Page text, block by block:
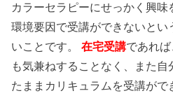
カラーセラピーにせっかく興味
環境要因で受講ができないとい
いことです。在宅受講であれ
も気兼ねすることなく、また
たままカリキュラムを受講がで